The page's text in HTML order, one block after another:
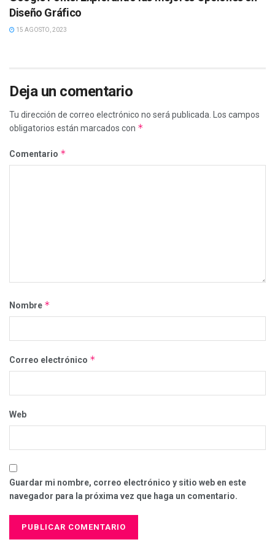
Diseño Gráfico
15 AGOSTO, 2023
Deja un comentario
Tu dirección de correo electrónico no será publicada.
Los campos
obligatorios están marcados con *
Comentario *
Nombre *
Correo electrónico *
Web
Guardar mi nombre, correo electrónico y sitio web en este
navegador para la próxima vez que haga un comentario.